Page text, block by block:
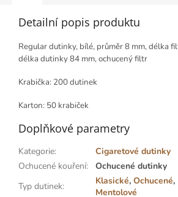
Detailní popis produktu
Regular dutinky, bílé, průměr 8 mm, délka
délka dutinky 84 mm, ochucený filtr
Krabička: 200 dutinek
Karton: 50 krabiček
Doplňkové parametry
Kategorie:
Cigaretové dutinky
Ochucené kouření:
Ochucené dutinky
Typ dutinek: Klasické, Ochucené,
Mentolové